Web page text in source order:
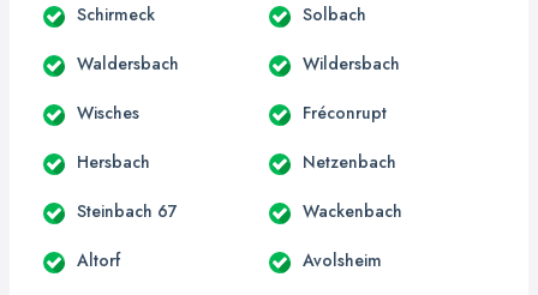
Schirmeck Solbach
Waldersbach Wildersbach
Wisches Fréconrupt
Hersbach Netzenbach
Steinbach 67 Wackenbach
Altorf Avolsheim